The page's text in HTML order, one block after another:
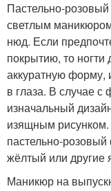
Пастельно-
светлым
нюд. Если
покрытию, то
аккуратную форму,
в глаза. В случае
изначальный
изящным
пастельно-
жёлтый или другие
Маникюр на